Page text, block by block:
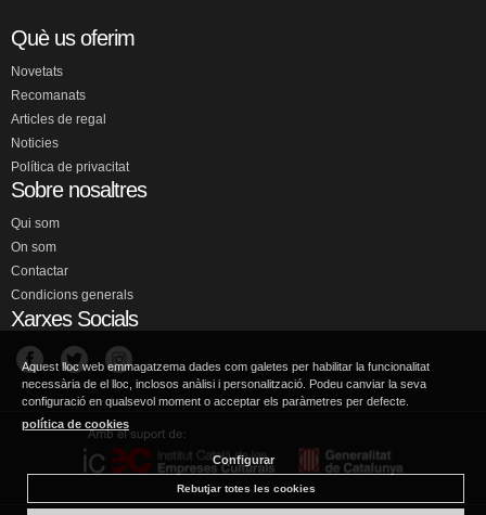
Què us oferim
Novetats
Recomanats
Articles de regal
Noticies
Política de privacitat
Sobre nosaltres
Qui som
On som
Contactar
Condicions generals
Xarxes Socials
Aquest lloc web emmagatzema dades com galetes per habilitar la funcionalitat
necessària de el lloc, inclosos anàlisi i personalització. Podeu canviar la seva
configuració en qualsevol moment o acceptar els paràmetres per defecte.
política de cookies
Configurar
Rebutjar totes les cookies